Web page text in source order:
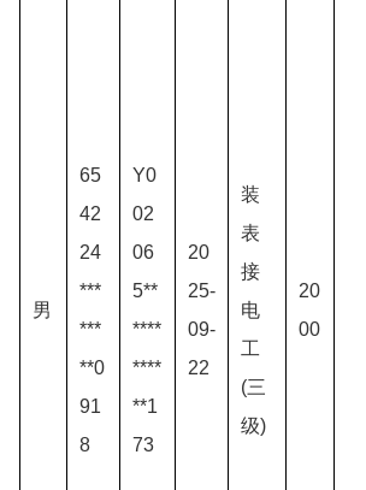
男
65
42
24
***
***
**0
91
8
Y0
02
06
5**
****
****
**1
73
20
25-
09-
22
装
表
接
电
工
(三
级)
20
00